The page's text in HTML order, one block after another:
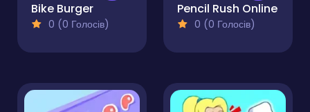
Bike Burger
0 (0 Голосів)
Pencil Rush Online
0 (0 Голосів)